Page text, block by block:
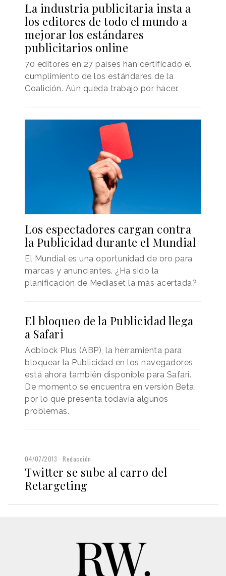
La industria publicitaria insta a
los editores de todo el mundo a
mejorar los estándares
publicitarios online
70 editores en 27 países han certificado el
cumplimiento de los estándares de la
Coalición. Aún queda trabajo por hacer.
Los espectadores cargan contra
la Publicidad durante el Mundial
El Mundial es una oportunidad de oro para
marcas y anunciantes. ¿Ha sido la
planificación de Mediaset la más acertada?
El bloqueo de la Publicidad llega
a Safari
Adblock Plus (ABP), la herramienta para
bloquear la Publicidad en los navegadores,
está ahora también disponible para Safari.
De momento se encuentra en versión Beta,
por lo que presenta todavía algunos
problemas.
04/07/2013 Redacción
Twitter se sube al carro del
Retargeting